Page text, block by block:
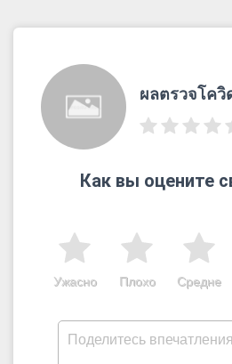
ผลตรวจโควิ
Как вы оцените
Средне
Плохо
Ужасно